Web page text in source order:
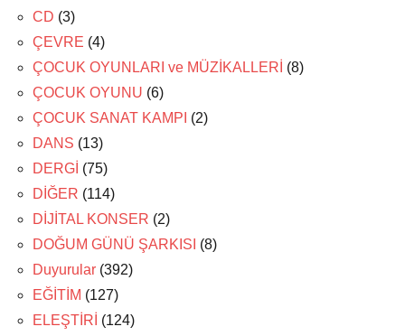
CD (3)
ÇEVRE (4)
ÇOCUK OYUNLARI ve MÜZİKALLERİ (8)
ÇOCUK OYUNU (6)
ÇOCUK SANAT KAMPI (2)
DANS (13)
DERGİ (75)
DİĞER (114)
DİJİTAL KONSER (2)
DOĞUM GÜNÜ ŞARKISI (8)
Duyurular (392)
EĞİTİM (127)
ELEŞTİRİ (124)